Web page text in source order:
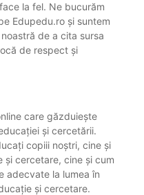
la fel. Ne bucurăm
Edupedu.ro și suntem
de a cita sursa
de respect și
care găzduiește
și cercetării.
copiii noștri, cine și
cercetare, cine și cum
adecvate la lumea în
și cercetare.